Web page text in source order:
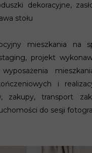
dekoracyjne,
stołu
mieszkania na
projekt
i
zakupy, transport
do sesji